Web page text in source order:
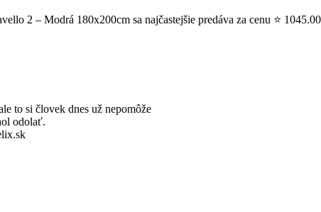
2 – Modrá 180x200cm sa najčastejšie predáva za cenu ⭐
to si človek dnes už nepomôže
odolať.